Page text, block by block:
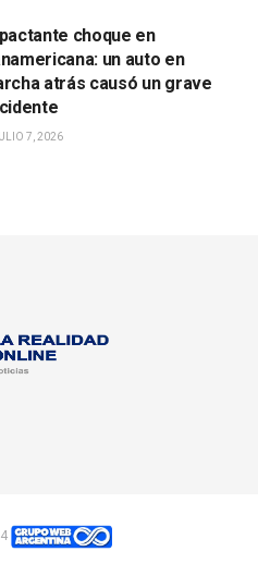
choque en
un auto en
atrás causó un grave
7, 2026